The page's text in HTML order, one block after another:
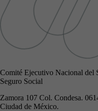
Comité Ejecutivo Nacional del
Seguro Social
Zamora 107 Col. Condesa.
Ciudad de México.